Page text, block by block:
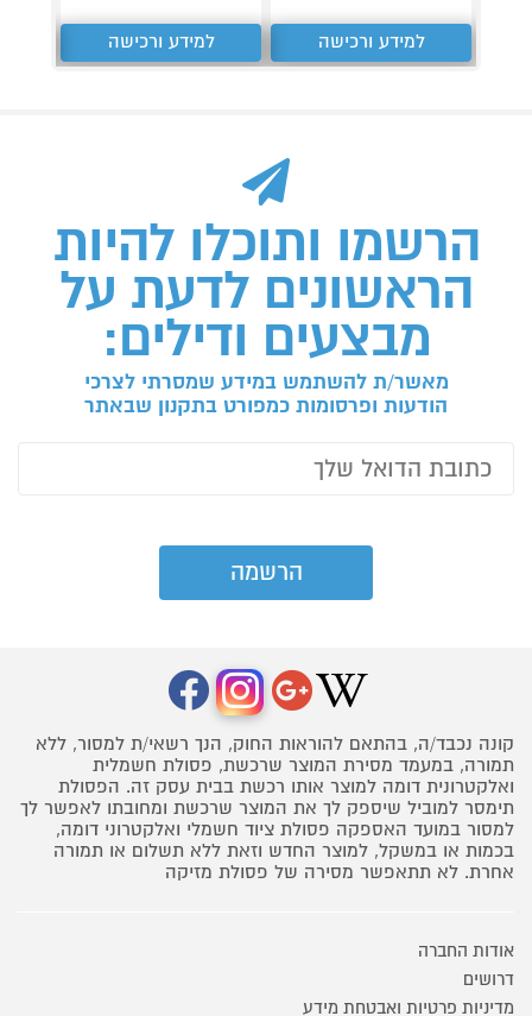
למידע ורכישה למידע ורכישה
הרשמו ותוכלו להיות
הראשונים לדעת על
מבצעים ודילים:
מאשר/ת להשתמש במידע שמסרתי לצרכי
הודעות ופרסומות כמפורט בתקנון שבאתר
קונה נכבד/ה, בהתאם להוראות החוק, הנך רשאי/ת למסור, ללא
תמורה, במעמד מסירת המוצר שרכשת, פסולת חשמלית
ואלקטרונית דומה למוצר אותו רכשת בבית עסק זה. הפסולת
תימסר למוביל שיספק לך את המוצר שרכשת ומחובתו לאפשר לך
למסור במועד האספקה פסולת ציוד חשמלי ואלקטרוני דומה,
בכמות או במשקל, למוצר החדש וזאת ללא תשלום או תמורה
אחרת. לא תתאפשר מסירה של פסולת מזיקה
אודות החברה
דרושים
מדיניות פרטיות ואבטחת מידע